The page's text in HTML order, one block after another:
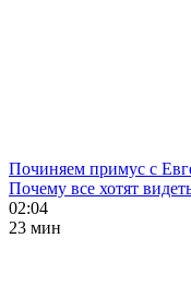
Починяем примус с
Почему все хотят
02:04
23 мин